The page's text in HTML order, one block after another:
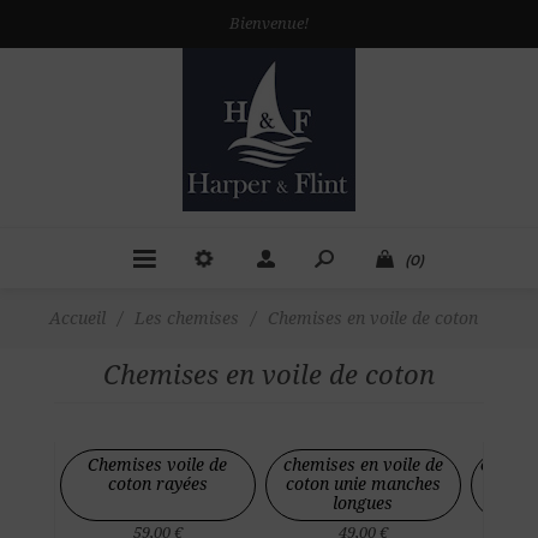
Bienvenue!
(0)
Accueil / Les chemises / Chemises en voile de coton
Chemises en voile de coton
Chemises voile de
coton rayées
59,00 €
chemises en voile de
coton unie manches
longues
49,00 €